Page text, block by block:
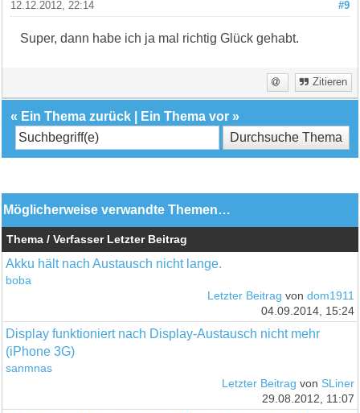
#9
12.12.2012, 22:14
Super, dann habe ich ja mal richtig Glück gehabt.
Zitieren
« Ein Thema zurück Ein Thema vor »
Möglicherweise verwandte Themen…
Thema / Verfasser Letzter Beitrag
Akku hält nach Austausch nicht lange.
boba
Letzter Beitrag von dom1911
04.09.2014, 15:24
Display funktioniert nach Display-Austausch nicht mehr
(iPhone 3G)
sanmnas
Letzter Beitrag von SLiner
29.08.2012, 11:07